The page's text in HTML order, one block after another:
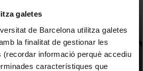
galetes
de Barcelona utilitza galetes
la finalitat de gestionar les
informació perquè accediu
característiques que